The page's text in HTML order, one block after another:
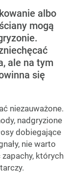
albo
mogą
ale na tym
się
niezauważone.
nadgryzione
dobiegające
nie warto
których